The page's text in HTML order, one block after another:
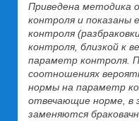
Приведена методика
контроля и показаны
контроля
контроля, близкой к
параметр контроля.
соотношениях
нормы на параметр
отвечающие норме, в
заменяются